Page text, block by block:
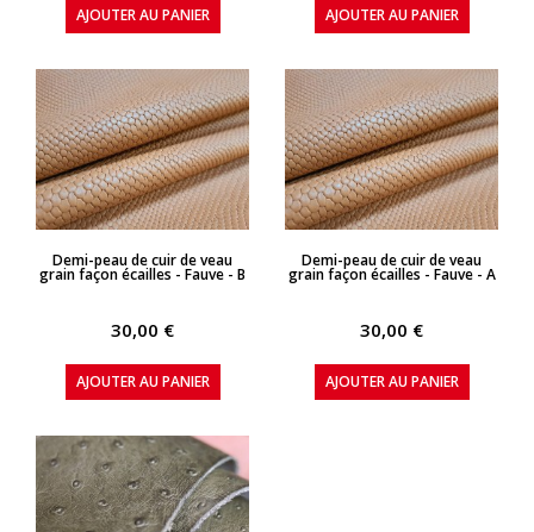
AJOUTER AU PANIER AJOUTER AU PANIER
APERÇU RAPIDE
Demi-peau de cuir de veau
grain façon écailles - Fauve - B
30,00 €
AJOUTER AU PANIER
APERÇU RAPIDE
Demi-peau de cuir de veau
grain façon écailles - Fauve - A
30,00 €
AJOUTER AU PANIER